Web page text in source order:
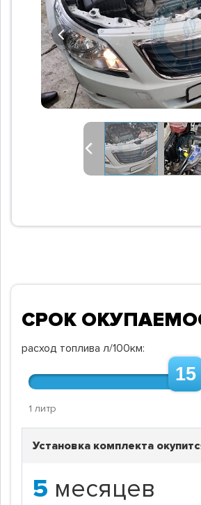
Previous
Previous
СРОК
расход топлива л/100км:
15
1 литр
Установка комплекта
5 месяцев